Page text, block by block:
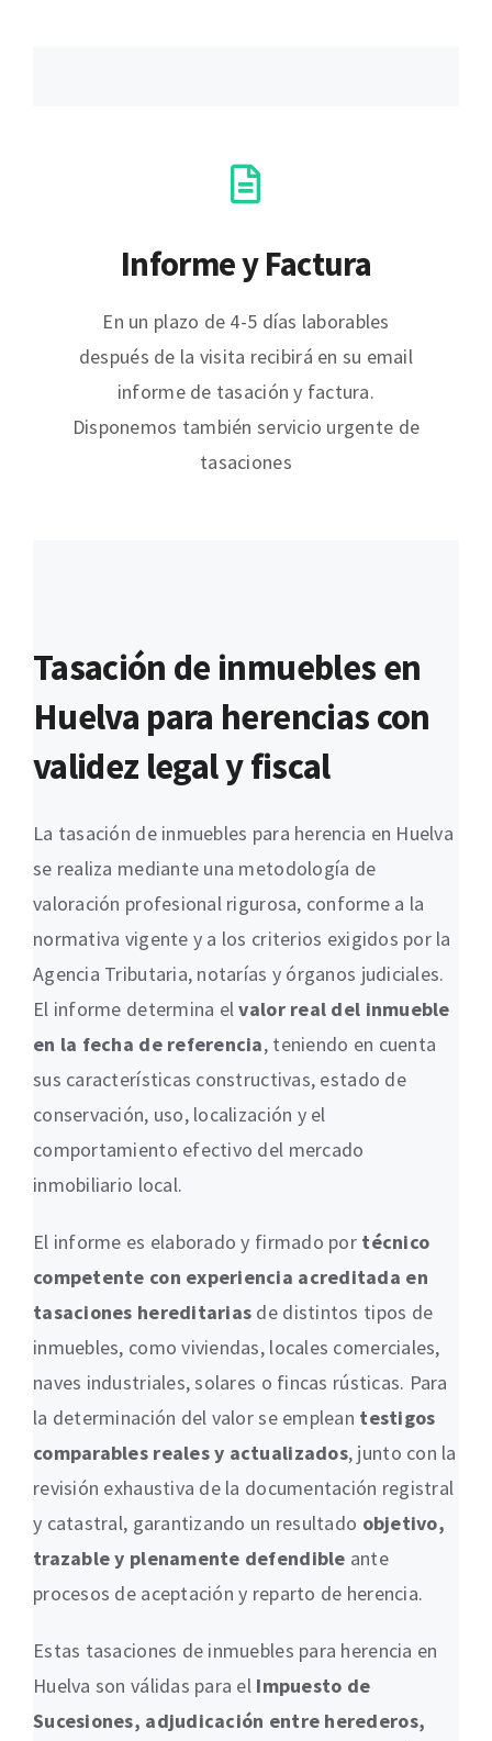
Informe y Factura
En un plazo de 4-5 días laborables
después de la visita recibirá en su email
informe de tasación y factura.
Disponemos también servicio urgente de
tasaciones
Tasación de inmuebles en
Huelva para herencias con
validez legal y fiscal
La tasación de inmuebles para herencia en Huelva
se realiza mediante una metodología de
valoración profesional rigurosa, conforme a la
normativa vigente y a los criterios exigidos por la
Agencia Tributaria, notarías y órganos judiciales.
El informe determina elvalor real del inmueble
en la fecha de referencia, teniendo en cuenta
sus características constructivas, estado de
conservación, uso, localización y el
comportamiento efectivo del mercado
inmobiliario local.
El informe es elaborado y firmado por técnico
competente con experiencia acreditada en
tasaciones hereditarias de distintos tipos de
inmuebles, como viviendas, locales comerciales,
naves industriales, solares o fincas rústicas. Para
la determinación del valor se emplean testigos
comparables reales y actualizados, junto con la
revisión exhaustiva de la documentación registral
y catastral, garantizando un resultado objetivo,
trazable y plenamente defendible ante
procesos de aceptación y reparto de herencia.
Estas tasaciones de inmuebles para herencia en
Huelva son válidas para el Impuesto de
Sucesiones, adjudicación entre herederos,